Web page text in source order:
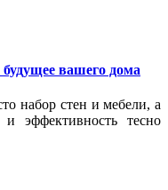
вашего дома
набор стен и мебели, а
эффективность тесно